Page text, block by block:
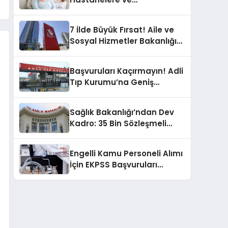
7 İlde Büyük Fırsat! Aile ve
Sosyal Hizmetler Bakanlığı
Başvuruları Kaçırmayın! Adli
Tıp Kurumu’na Geniş
Sağlık Bakanlığı’ndan Dev
Kadro: 35 Bin Sözleşmeli
Engelli Kamu Personeli Alımı
İçin EKPSS Başvuruları